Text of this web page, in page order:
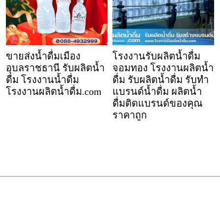
ขายส่งน้ำดื่มเมือง
อุบลราชธานี รับผลิตน้ำ
ดื่ม โรงงานน้ำดื่ม
โรงงานผลิตน้ำดื่ม.com
โรงงานรับผลิตน้ำดื่ม
จอมทอง โรงงานผลิตน้ำ
ดื่ม รับผลิตน้ำดื่ม รับทำ
แบรนด์น้ำดื่ม ผลิตน้ำ
ดื่มติดแบรนด์ของคุณ
ราคาถูก